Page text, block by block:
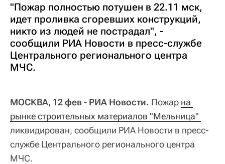
"Пожар полностью потушен в 22.11 мск,
идет проливка сгоревших конструкций,
никто из людей не пострадал", -
сообщили РИА Новости в пресс-службе
Центрального регионального центра
МЧС.
МОСКВА, 12 фев - РИА Новости. Пожар на
ликвидирован, сообщили РИА Новости в пресс-
службе Центрального регионального центра
МЧС.